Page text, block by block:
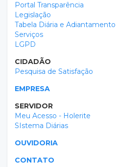
Portal Transparência
Legislação
Tabela Diária e Adiantamento
Serviços
LGPD
CIDADÃO
Pesquisa de Satisfação
EMPRESA
SERVIDOR
Meu Acesso - Holerite
SIstema Diárias
OUVIDORIA
CONTATO